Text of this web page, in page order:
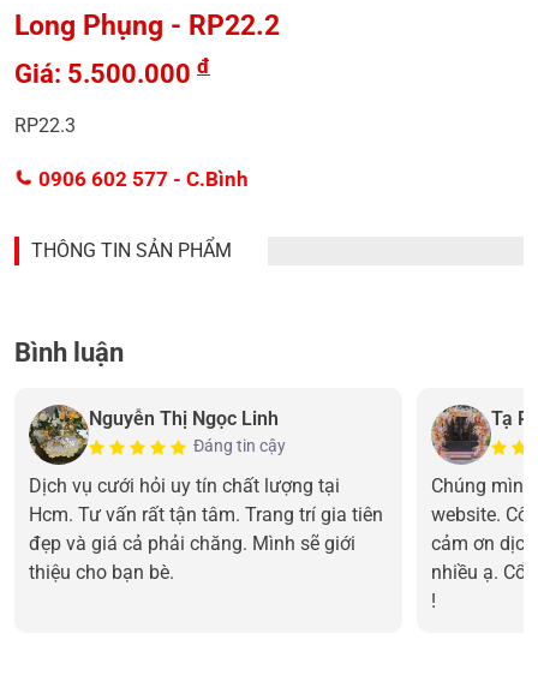
Long Phụng - RP22.2
Giá: 5.500.000 đ
RP22.3
0906 602 577 - C.Bình
THÔNG TIN SẢN PHẨM
Bình luận
Nguyễn Thị Ngọc Linh
Đáng tin cậy
Dịch vụ cưới hỏi uy tín chất lượng tại
Hcm. Tư vấn rất tận tâm. Trang trí gia tiên
đẹp và giá cả phải chăng. Mình sẽ giới
thiệu cho bạn bè.
Tạ
Chúng
website. Cô
cảm ơn
nhiều ạ.
!